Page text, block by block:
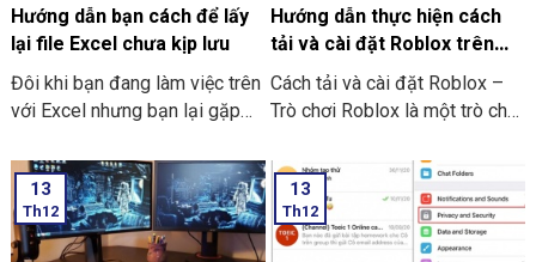
Hướng dẫn bạn cách để lấy
lại file Excel chưa kịp lưu
Đôi khi bạn đang làm việc trên
với Excel nhưng bạn lại gặp
bị mất điện bạn quên chưa kịp
lưu hay laptop tắt nguồn đột
ngột làm cho bạn chưa thể kịp
lưu file. Và dưới đây là những
Hướng dẫn thực hiện cách
tải và cài đặt Roblox trên
máy tính thật đơn giản
Cách tải và cài đặt Roblox –
Trò chơi Roblox là một trò chơi
bước vào thế giới trò chơi ảo
và trải nghiệm không gian vô
cùng mới lạ trên máy tính của
mình. Hôm nay THIÊN SƠN
13
Th12
13
Th12